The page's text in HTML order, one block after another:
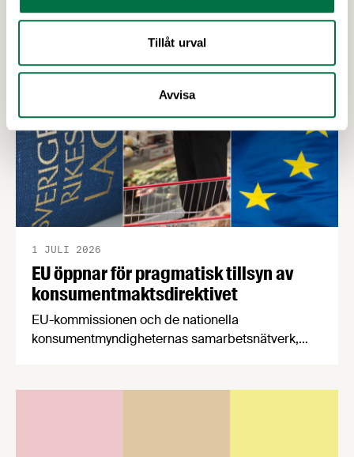
Tillåt urval
Avvisa
NFP Livs. Inriktningarna är "hållbara och robusta
en motståndskraftig livsmedelsförsörjning", och
båda syftar till att bana väg för innovationer som
EU öppnar för pragmatisk tillsyn av
konsumentmaktsdirektivet
1 JULI 2026
EU-kommissionen och de nationella
konsumentmyndigheternas samarbetsnätverk,